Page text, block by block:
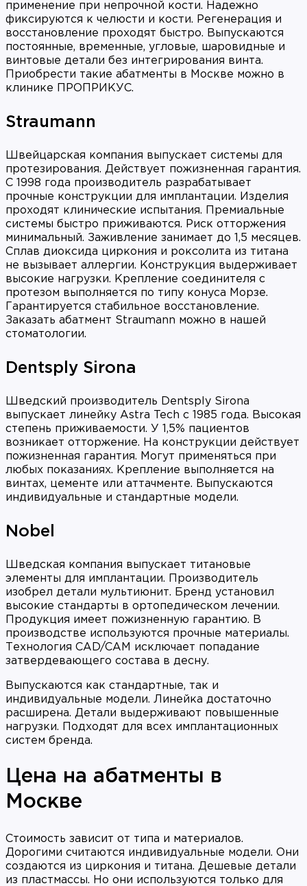
применение при непрочной кости. Надежно
фиксируются к челюсти и кости. Регенерация и
восстановление проходят быстро. Выпускаются
постоянные, временные, угловые, шаровидные и
винтовые детали без интегрирования винта.
Приобрести такие абатменты в Москве можно в
клинике ПРОПРИКУС.
Straumann
Швейцарская компания выпускает системы для
протезирования. Действует пожизненная гарантия.
С 1998 года производитель разрабатывает
прочные конструкции для имплантации. Изделия
проходят клинические испытания. Премиальные
системы быстро приживаются. Риск отторжения
минимальный. Заживление занимает до 1,5 месяцев.
Сплав диоксида циркония и роксолита из титана
не вызывает аллергии. Конструкция выдерживает
высокие нагрузки. Крепление соединителя с
протезом выполняется по типу конуса Морзе.
Гарантируется стабильное восстановление.
Заказать абатмент Straumann можно в нашей
стоматологии.
Dentsply Sirona
Шведский производитель Dentsply Sirona
выпускает линейку Astra Tech с 1985 года. Высокая
степень приживаемости. У 1,5% пациентов
возникает отторжение. На конструкции действует
пожизненная гарантия. Могут применяться при
любых показаниях. Крепление выполняется на
винтах, цементе или аттачменте. Выпускаются
индивидуальные и стандартные модели.
Nobel
Шведская компания выпускает титановые
элементы для имплантации. Производитель
изобрел детали мультиюнит. Бренд установил
высокие стандарты в ортопедическом лечении.
Продукция имеет пожизненную гарантию. В
производстве используются прочные материалы.
Технология CAD/CAM исключает попадание
затвердевающего состава в десну.
Выпускаются как стандартные, так и
индивидуальные модели. Линейка достаточно
расширена. Детали выдерживают повышенные
нагрузки. Подходят для всех имплантационных
систем бренда.
Цена на абатменты в
Москве
Стоимость зависит от типа и материалов.
Дорогими считаются индивидуальные модели. Они
создаются из циркония и титана. Дешевые детали
из пластмассы. Но они используются только для